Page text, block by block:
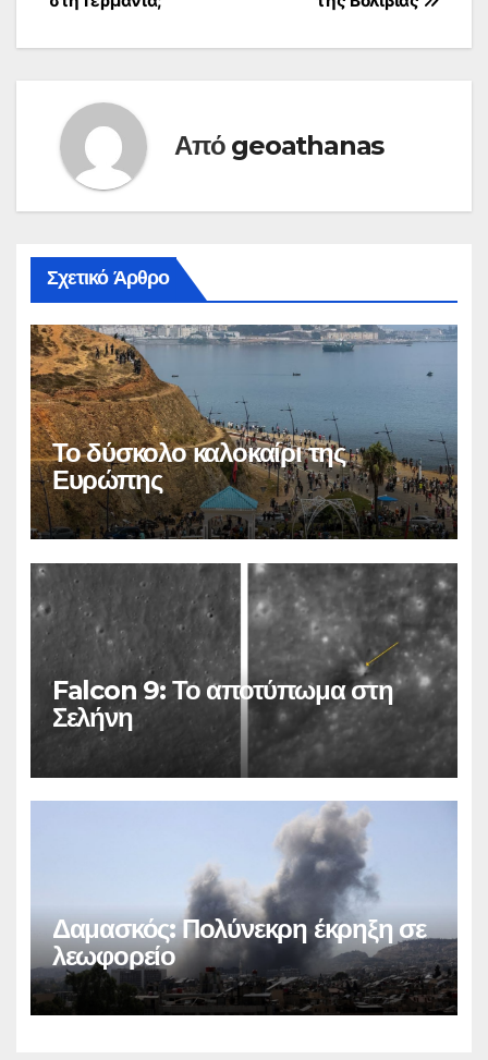
άρθρων
Από geoathanas
Σχετικό Άρθρο
Το δύσκολο καλοκαίρι της
Ευρώπης
Falcon 9: Το αποτύπωμα στη
Σελήνη
Δαμασκός: Πολύνεκρη έκρηξη σε
λεωφορείο